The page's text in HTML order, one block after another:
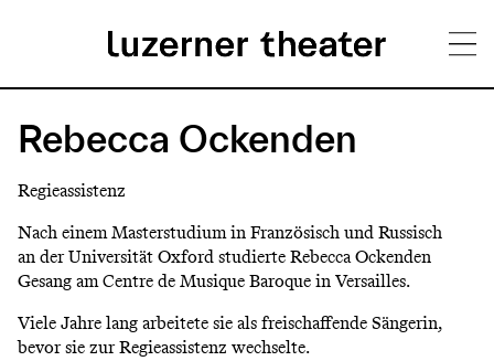
zum
Inhalt
H
u
p
t
m
Rebecca Ockenden
Regieassistenz
Nach einem Masterstudium in Französisch und Russisch
an der Universität Oxford studierte Rebecca Ockenden
Gesang am Centre de Musique Baroque in Versailles.
Viele Jahre lang arbeitete sie als freischaffende Sängerin,
bevor sie zur Regieassistenz wechselte.